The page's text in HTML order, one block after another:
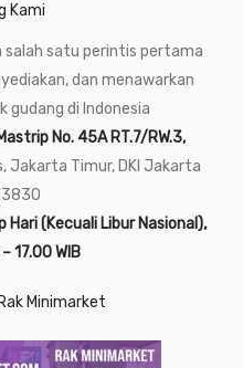
Kami
salah satu perintis pertama
dan menawarkan
gudang di Indonesia
No. 45A RT.7/RW.3,
Jakarta Timur, DKI Jakarta
Hari (Kecuali Libur Nasional),
17.00 WIB
Minimarket